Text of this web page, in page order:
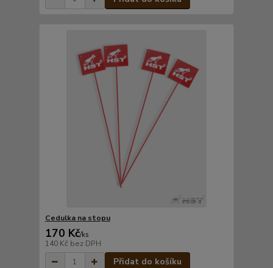
Cedulka na stopu
170 Kč/ks
140 Kč bez DPH
Přidat do košíku